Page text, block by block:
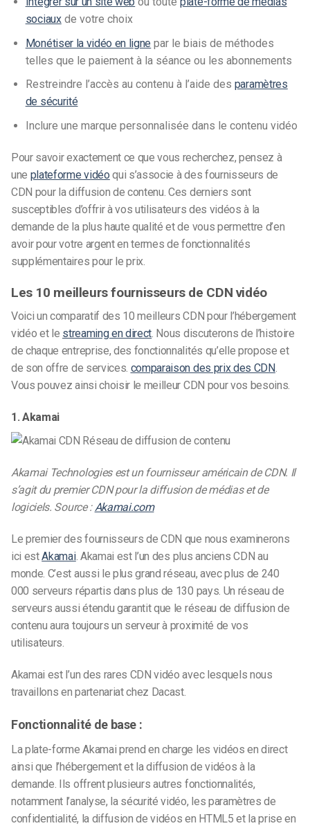
sociauxde votre choix
Monétiser la vidéo en ligne par le biais de méthodes
telles que le paiement à la séance ou les abonnements
Restreindre l’accès au contenu à l’aide des paramètres
de sécurité
Inclure une marque personnalisée dans le contenu vidéo
Pour savoir exactement ce que vous recherchez, pensez à
une plateforme vidéo qui s’associe à des fournisseurs de
CDN pour la diffusion de contenu. Ces derniers sont
susceptibles d’offrir à vos utilisateurs des vidéos à la
demande de la plus haute qualité et de vous permettre d’en
avoir pour votre argent en termes de fonctionnalités
supplémentaires pour le prix.
Les 10 meilleurs fournisseurs de CDN vidéo
Voici un comparatif des 10 meilleurs CDN pour l’hébergement
vidéo et le streaming en direct. Nous discuterons de l’histoire
de chaque entreprise, des fonctionnalités qu’elle propose et
de son offre de services. comparaison des prix des CDN.
Vous pouvez ainsi choisir le meilleur CDN pour vos besoins.
1. Akamai
Akamai Technologies est un fournisseur américain de CDN. Il
s’agit du premier CDN pour la diffusion de médias et de
logiciels. Source :Akamai.com
Le premier des fournisseurs de CDN que nous examinerons
ici estAkamai. Akamai est l’un des plus anciens CDN au
monde. C’est aussi le plus grand réseau, avec plus de 240
000 serveurs répartis dans plus de 130 pays. Un réseau de
serveurs aussi étendu garantit que le réseau de diffusion de
contenu aura toujours un serveur à proximité de vos
utilisateurs.
Akamai est l’un des rares CDN vidéo avec lesquels nous
travaillons en partenariat chez Dacast.
Fonctionnalité de base :
La plate-forme Akamai prend en charge les vidéos en direct
ainsi que l’hébergement et la diffusion de vidéos à la
demande. Ils offrent plusieurs autres fonctionnalités,
notamment l’analyse, la sécurité vidéo, les paramètres de
confidentialité, la diffusion de vidéos en HTML5 et la prise en